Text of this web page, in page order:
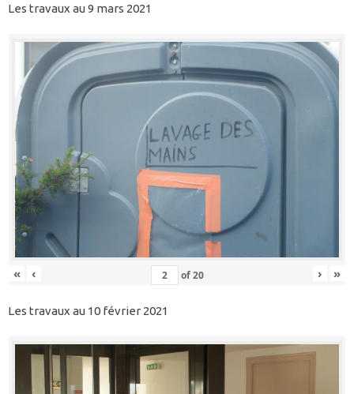
Les travaux au 9 mars 2021
« ‹ of20 › »
Les travaux au 10 février 2021